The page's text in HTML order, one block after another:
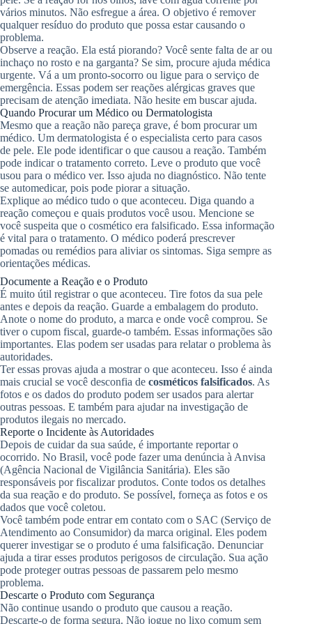
vários minutos. Não esfregue a área. O objetivo é remover
qualquer resíduo do produto que possa estar causando o
problema.
Observe a reação. Ela está piorando? Você sente falta de ar ou
inchaço no rosto e na garganta? Se sim, procure ajuda médica
urgente. Vá a um pronto-socorro ou ligue para o serviço de
emergência. Essas podem ser reações alérgicas graves que
precisam de atenção imediata. Não hesite em buscar ajuda.
Quando Procurar um Médico ou Dermatologista
Mesmo que a reação não pareça grave, é bom procurar um
médico. Um dermatologista é o especialista certo para casos
de pele. Ele pode identificar o que causou a reação. Também
pode indicar o tratamento correto. Leve o produto que você
usou para o médico ver. Isso ajuda no diagnóstico. Não tente
se automedicar, pois pode piorar a situação.
Explique ao médico tudo o que aconteceu. Diga quando a
reação começou e quais produtos você usou. Mencione se
você suspeita que o cosmético era falsificado. Essa informação
é vital para o tratamento. O médico poderá prescrever
pomadas ou remédios para aliviar os sintomas. Siga sempre as
orientações médicas.
Documente a Reação e o Produto
É muito útil registrar o que aconteceu. Tire fotos da sua pele
antes e depois da reação. Guarde a embalagem do produto.
Anote o nome do produto, a marca e onde você comprou. Se
tiver o cupom fiscal, guarde-o também. Essas informações são
importantes. Elas podem ser usadas para relatar o problema às
autoridades.
Ter essas provas ajuda a mostrar o que aconteceu. Isso é ainda
mais crucial se você desconfia de cosméticos falsificados. As
fotos e os dados do produto podem ser usados para alertar
outras pessoas. E também para ajudar na investigação de
produtos ilegais no mercado.
Reporte o Incidente às Autoridades
Depois de cuidar da sua saúde, é importante reportar o
ocorrido. No Brasil, você pode fazer uma denúncia à Anvisa
(Agência Nacional de Vigilância Sanitária). Eles são
responsáveis por fiscalizar produtos. Conte todos os detalhes
da sua reação e do produto. Se possível, forneça as fotos e os
dados que você coletou.
Você também pode entrar em contato com o SAC (Serviço de
Atendimento ao Consumidor) da marca original. Eles podem
querer investigar se o produto é uma falsificação. Denunciar
ajuda a tirar esses produtos perigosos de circulação. Sua ação
pode proteger outras pessoas de passarem pelo mesmo
problema.
Descarte o Produto com Segurança
Não continue usando o produto que causou a reação.
Descarte-o de forma segura. Não jogue no lixo comum sem